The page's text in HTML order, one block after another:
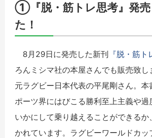
①『脱・筋トレ思考』発売
た！
8月29日に発売した新刊 『脱・筋ト
ろんミシマ社の本屋さんでも販売致
元ラグビー日本代表の平尾剛さん。本
ポーツ界にはびこる勝利至上主義や過
いかにして乗り越えることができる
かれています。ラグビーワールドカッ